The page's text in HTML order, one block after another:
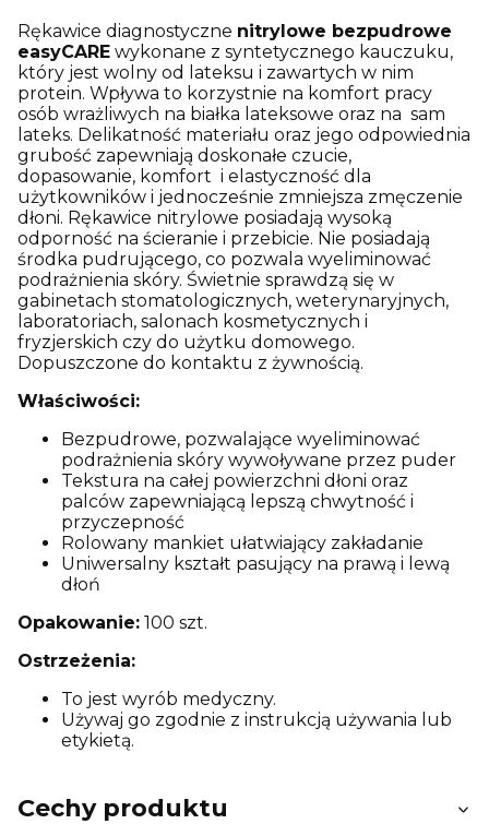
Rękawice diagnostyczne nitrylowe bezpudrowe
easyCARE wykonane z syntetycznego kauczuku,
który jest wolny od lateksu i zawartych w nim
protein. Wpływa to korzystnie na komfort pracy
osób wrażliwych na białka lateksowe oraz na sam
lateks. Delikatność materiału oraz jego odpowiednia
grubość zapewniają doskonałe czucie,
dopasowanie, komfort i elastyczność dla
użytkowników i jednocześnie zmniejsza zmęczenie
dłoni. Rękawice nitrylowe posiadają wysoką
odporność na ścieranie i przebicie. Nie posiadają
środka pudrującego, co pozwala wyeliminować
podrażnienia skóry. Świetnie sprawdzą się w
gabinetach stomatologicznych, weterynaryjnych,
laboratoriach, salonach kosmetycznych i
fryzjerskich czy do użytku domowego.
Dopuszczone do kontaktu z żywnością.
Właściwości:
Bezpudrowe, pozwalające wyeliminować
podrażnienia skóry wywoływane przez puder
Tekstura na całej powierzchni dłoni oraz
palców zapewniającą lepszą chwytność i
przyczepność
Rolowany mankiet ułatwiający zakładanie
Uniwersalny kształt pasujący na prawą i lewą
dłoń
Opakowanie: 100 szt.
Ostrzeżenia:
To jest wyrób medyczny.
Używaj go zgodnie z instrukcją używania lub
etykietą.
Cechy produktu